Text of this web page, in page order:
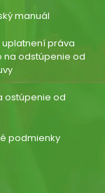
manuál
práva
na odstúpenie od
ostúpenie od
podmienky